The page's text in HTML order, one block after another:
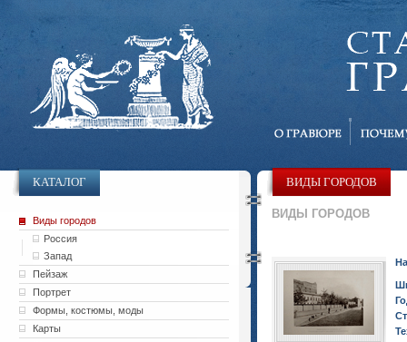
КАТАЛОГ
Виды городов
Россия
Запад
Пейзаж
Портрет
Формы, костюмы, моды
Карты
ВИДЫ ГОРОДОВ
ВИДЫ ГОРОДОВ